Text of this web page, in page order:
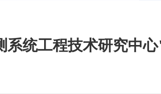
系统工程技术研究中